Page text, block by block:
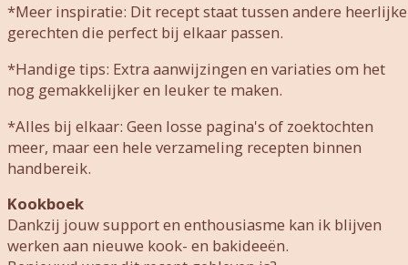
*Meer inspiratie: Dit recept staat tussen andere heerlijke
gerechten die perfect bij elkaar passen.
*Handige tips: Extra aanwijzingen en variaties om het
nog gemakkelijker en leuker te maken.
*Alles bij elkaar: Geen losse pagina's of zoektochten
meer, maar een hele verzameling recepten binnen
handbereik.
Kookboek
Dankzij jouw support en enthousiasme kan ik blijven
werken aan nieuwe kook- en bakideeën.